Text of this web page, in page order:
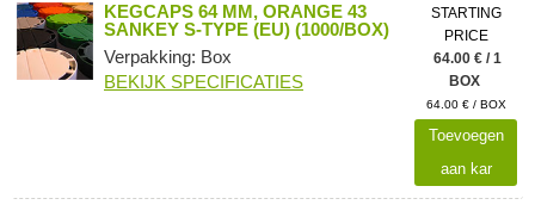
KEGCAPS 64 MM, ORANGE 43
SANKEY S-TYPE (EU) (1000/BOX)
Verpakking: Box
BEKIJK SPECIFICATIES
STARTING
PRICE
64.00 € / 1
BOX
64.00 € / BOX
Toevoegen
aan kar